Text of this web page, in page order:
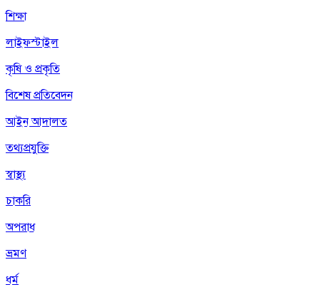
শিক্ষা
লাইফস্টাইল
কৃষি ও প্রকৃতি
বিশেষ প্রতিবেদন
আইন আদালত
তথ্যপ্রযুক্তি
স্বাস্থ্য
চাকরি
অপরাধ
ভ্রমণ
ধর্ম